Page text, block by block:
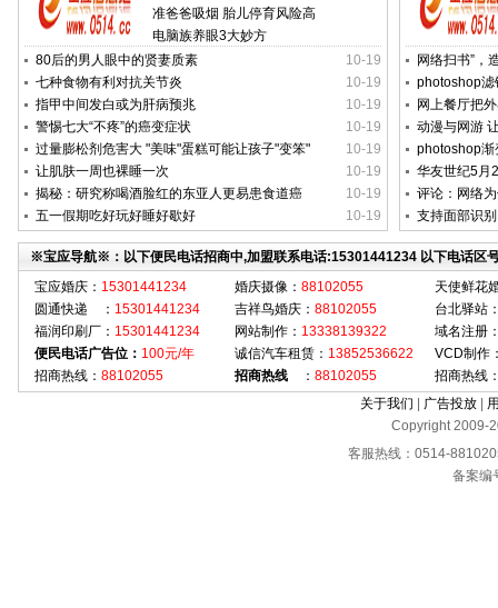
准爸爸吸烟 胎儿停育风险高
电脑族养眼3大妙方
10-19
80后的男人眼中的贤妻质素
10-19
七种食物有利对抗关节炎
10-19
指甲中间发白或为肝病预兆
10-19
警惕七大“不疼”的癌变症状
10-19
过量膨松剂危害大 "美味"蛋糕可能让孩子"变笨"
10-19
让肌肤一周也裸睡一次
10-19
揭秘：研究称喝酒脸红的东亚人更易患食道癌
10-19
五一假期吃好玩好睡好歇好
网络扫书”，
photoshop滤
网上餐厅把
动漫与网游
photoshop渐
华友世纪5月
评论：网络
支持面部识
※宝应导航※：以下便民电话招商中,加盟联系电话:15301441234 以下电话区
宝应婚庆： 15301441234 婚庆摄像： 88102055
天使鲜花
圆通快递 ： 15301441234 吉祥鸟婚庆： 88102055
台北驿站
福润印刷厂： 15301441234 网站制作： 13338139322
域名注册
便民电话广告位： 100元/年 诚信汽车租赁： 13852536622
VCD制作
招商热线： 88102055 招商热线 ： 88102055
招商热线
关于我们
广告投放|
Copyright 2009-
客服热线：0514-
备案编